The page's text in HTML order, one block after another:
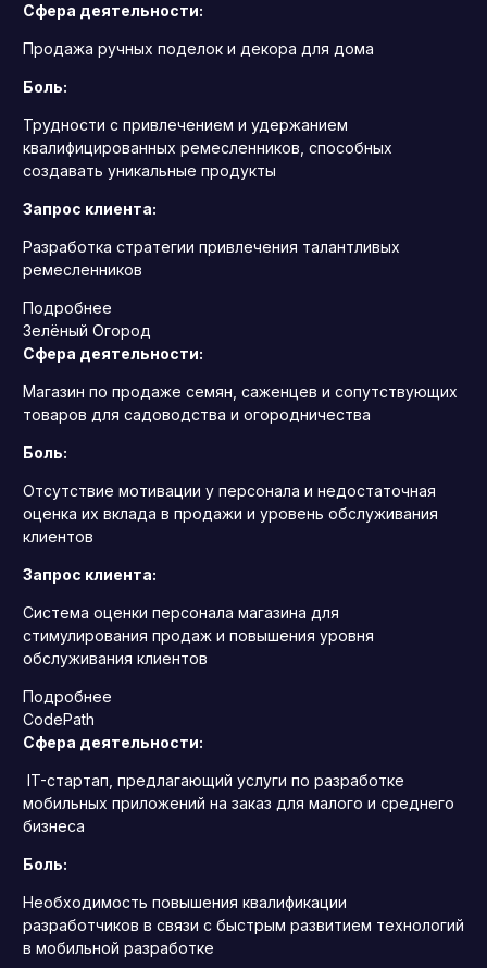
Сфера деятельности:
Продажа ручных поделок и декора для дома
Боль:
Трудности с привлечением и удержанием
квалифицированных ремесленников, способных
создавать уникальные продукты
Запрос клиента:
Разработка стратегии привлечения талантливых
ремесленников
Подробнее
Зелёный Огород
Сфера деятельности:
Магазин по продаже семян, саженцев и сопутствующих
товаров для садоводства и огородничества
Боль:
Отсутствие мотивации у персонала и недостаточная
оценка их вклада в продажи и уровень обслуживания
клиентов
Запрос клиента:
Система оценки персонала магазина для
стимулирования продаж и повышения уровня
обслуживания клиентов
Подробнее
CodePath
Сфера деятельности:
IT-стартап, предлагающий услуги по разработке
мобильных приложений на заказ для малого и среднего
бизнеса
Боль:
Необходимость повышения квалификации
разработчиков в связи с быстрым развитием технологий
в мобильной разработке